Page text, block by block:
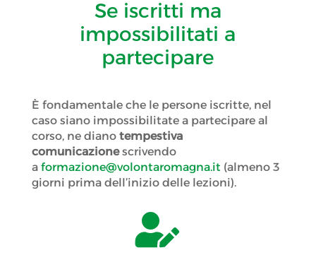
Se iscritti ma
impossibilitati a
partecipare
È fondamentale che le persone iscritte, nel
caso siano impossibilitate a partecipare al
corso, ne diano tempestiva
comunicazionescrivendo
a formazione@volontaromagna.it (almeno 3
giorni prima dell’inizio delle lezioni).
